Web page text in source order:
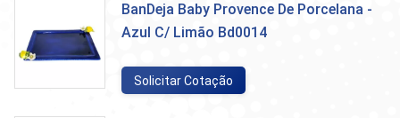
BanDeja Baby Provence De Porcelana -
Azul C/ Limão Bd0014
Solicitar Cotação